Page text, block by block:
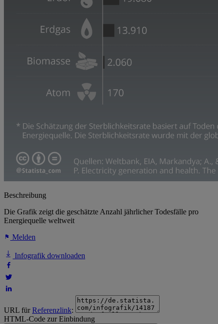
Beschreibung
Die Grafik zeigt die geschätzte Anzahl jährlicher Todesfälle pro
Energiequelle weltweit
Melden
Infografik downloaden
URL fürReferenzlink:
HTML-Code zur Einbindung